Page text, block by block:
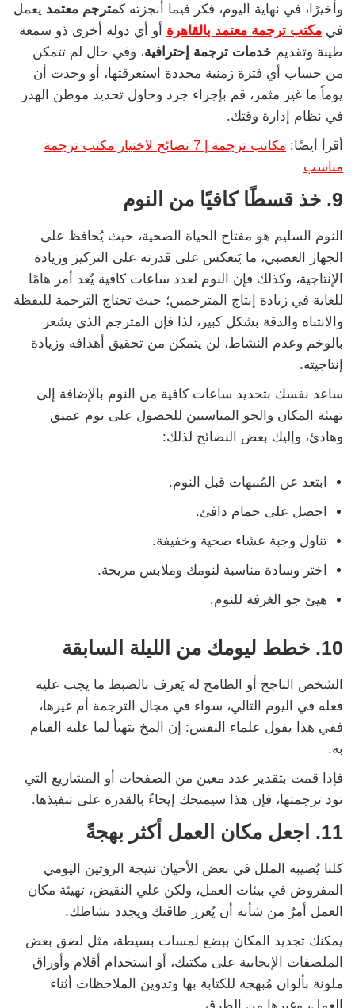
وأخيرًا، في نهاية اليوم، فكر فيما أنجزته كمترجم معتمد يعمل
في مكتب ترجمة معتمد بالقاهرة أو أي دولة أخرى ذو سمعة
طيبة وتقديم خدمات ترجمة إحترافية، وفي حال لم تتمكن
من حساب أي فترة زمنية محددة استغرقتها، أو وجدت أن
يوماً ما غير مثمر، قم بإجراء جرد وحاول تحديد موطن الهدر
في نظام إدارة وقتك.
أقرأ أيضًا:
مكاتب ترجمة | 7 نصائح لاختيار مكتب ترجمة
مناسب
9. خذ قسطًا كافيًا من النوم
النوم السليم هو مفتاح الحياة الصحية، حيث يُحافظ على
الجهاز العصبي، ما يَنعكس على قدرته على التركيز وزيادة
الإنتاجية، وكذلك فإن النوم لعدد ساعات كافية يُعد أمر هامًا
للغاية في زيادة إنتاج المترجمين؛ حيث تحتاج الترجمة لليقظة
والانتباه والدقة بشكل كبير، لذا فإن المترجم الذي يشعر
بالوخم وعدم النشاط، لن يتمكن من تحقيق أهدافه وزيادة
إنتاجيته.
ساعد نفسك بتحديد ساعات كافية من النوم بالإضافة إلى
تهيئة المكان والجو المناسبين للحصول على نوم عميق
وهادئ، وإليك بعض النصائح لذلك:
ابتعد عن المُنبهات قبل النوم.
احصل على حمام دافئ.
تناول وجبة عشاء صحية وخفيفة.
اختر وسادة مناسبة لنومك وملابس مريحة.
هيئ جو الغرفة للنوم.
10. خطط ليومك من الليلة السابقة
الشخص الناجح أو الطامح له يَعرف بالضبط ما يجب عليه
فعله في اليوم التالي، سواء في مجال الترجمة أم غيرها،
ففي هذا يقول علماء النفس: إن المخ يتهيأ لما عليه القيام
به.
فإذا قمت بتقدير عدد معين من الصفحات أو المشاريع التي
تود ترجمتها، فإن هذا سيمنحك إيحاءً بالقدرة على تنفيذها.
11. اجعل مكان العمل أكثر بهجةً
كلنا يُصيبه الملل في بعض الأحيان نتيجة الروتين اليومي
المفروض في بيئات العمل، ولكن علي النقيض، تهيئة مكان
العمل أمرٌ من شأنه أن يُعزز طاقتك ويجدد نشاطك.
يمكنك تجديد المكان ببضع لمسات بسيطة، مثل لصق بعض
الملصقات الإيجابية على مكتبك، أو استخدام أقلام وأوراق
ملونة بألوان مُبهجة للكتابة بها وتدوين الملاحظات أثناء